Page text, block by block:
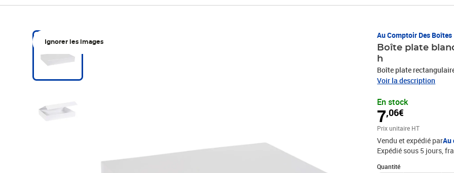
Ignorer les images
Au Comptoir Des Boîtes
Boîte plate
h
Boîte plate
Voir la description
En stock
7,06€
Prix 7,06€
Prix unitaire HT
Vendu et expédié parAu
Expédié sous 5 jours,
Quantité
Quantité : 1